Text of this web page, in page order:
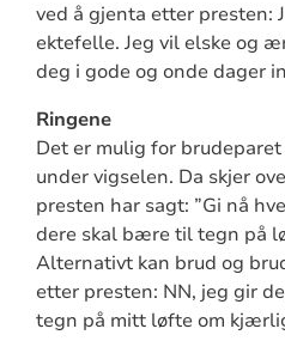
ved å gjenta etter presten:
ektefelle. Jeg vil elske og
deg i gode og onde dager
Ringene
Det er mulig for
under vigselen. Da skjer
presten har sagt: ”Gi nå
dere skal bære til tegn på
Alternativt kan brud og
etter presten: NN, jeg gir
tegn på mitt løfte om